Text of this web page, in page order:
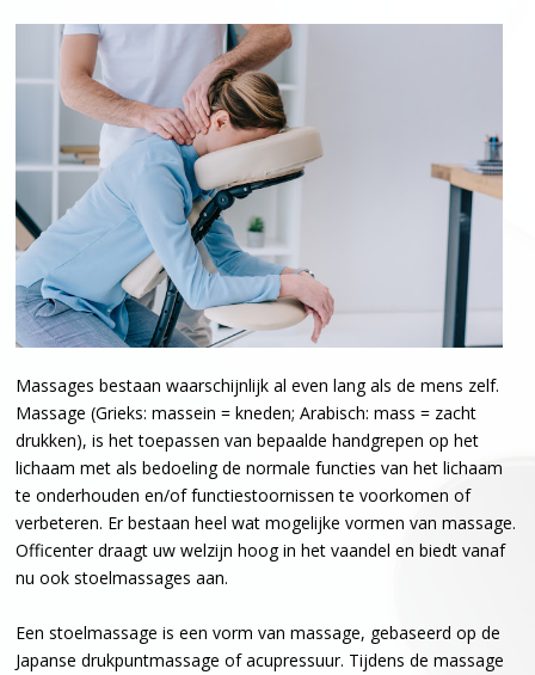
Massages bestaan waarschijnlijk al even lang als de mens zelf.
Massage (Grieks: massein = kneden; Arabisch: mass = zacht
drukken), is het toepassen van bepaalde handgrepen op het
lichaam met als bedoeling de normale functies van het lichaam
te onderhouden en/of functiestoornissen te voorkomen of
verbeteren. Er bestaan heel wat mogelijke vormen van massage.
Officenter draagt uw welzijn hoog in het vaandel en biedt vanaf
nu ook stoelmassages aan.
Een stoelmassage is een vorm van massage, gebaseerd op de
Japanse drukpuntmassage of acupressuur. Tijdens de massage